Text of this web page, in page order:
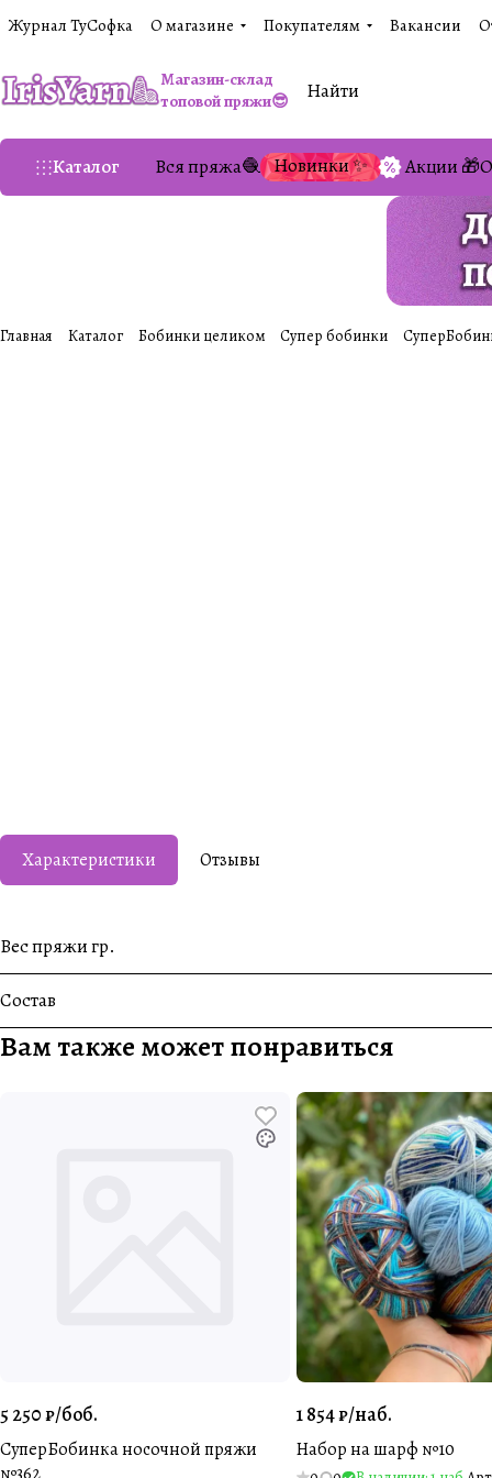
Журнал ТуСофка О магазине Покупателям Вакансии
Магазин-склад
топовой пряжи😎
Каталог Вся пряжа🧶 Новинки ✨ Акции 🎁
Главная Каталог Бобинки целиком Супер бобинки
Характеристики Отзывы
Вес пряжи гр.
Состав
Вам также может понравиться
5 250 ₽/боб.
СуперБобинка носочной пряжи
1 854 ₽/наб.
Набор на шарф №10